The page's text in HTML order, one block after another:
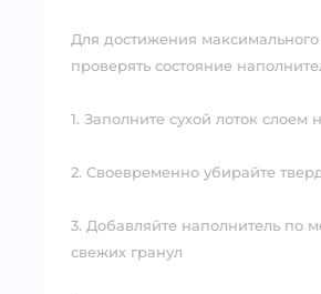
Для достижения
проверять состояние
1. Заполните сухой лоток слоем
2. Своевременно убирайте
3. Добавляйте наполнитель по
свежих гранул⠀